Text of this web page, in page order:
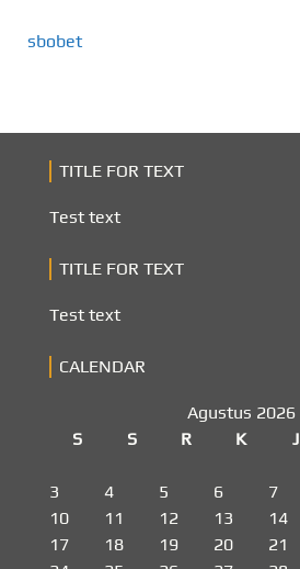
sbobet
TITLE FOR TEXT
Test text
TITLE FOR TEXT
Test text
CALENDAR
Agustus 2026
S
S R K J
3
4 5 6 7
10
11 12 13 14
17
18 19 20 21